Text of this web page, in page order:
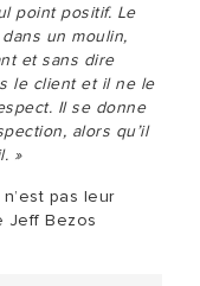
point positif. Le
un moulin,
et sans dire
le client et il ne le
Il se donne
alors qu’il
»
pas leur
Jeff Bezos